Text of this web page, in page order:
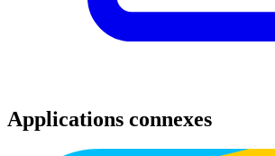
Applications connexes